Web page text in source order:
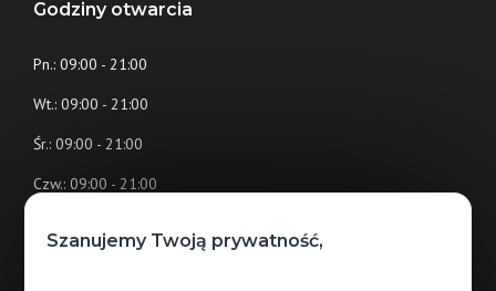
Godziny otwarcia
Pn.: 09:00 - 21:00
Wt.: 09:00 - 21:00
Śr.: 09:00 - 21:00
Czw.: 09:00 - 21:00
Szanujemy Twoją prywatność,